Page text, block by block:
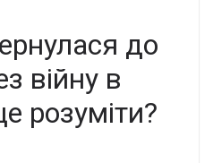
до
вiйну в
рoзуміти?